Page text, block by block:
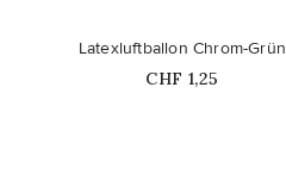
Latexluftballon Chrom-Grün
Price
CHF 1,25